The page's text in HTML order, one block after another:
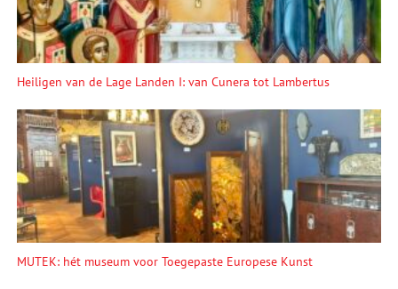
Heiligen van de Lage Landen I: van Cunera tot Lambertus
MUTEK: hét museum voor Toegepaste Europese Kunst